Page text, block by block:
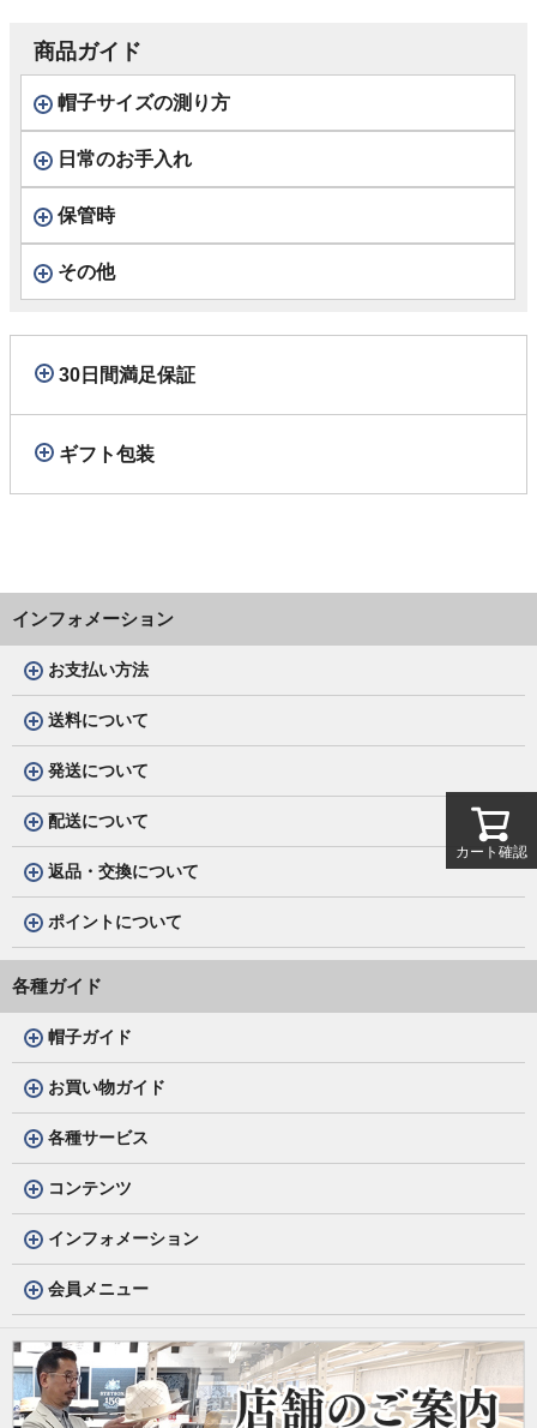
商品ガイド
帽子サイズの測り方
日常のお手入れ
保管時
その他
30日間満足保証
ギフト包装
インフォメーション
お支払い方法
送料について
発送について
配送について
返品・交換について
ポイントについて
各種ガイド
帽子ガイド
お買い物ガイド
各種サービス
コンテンツ
インフォメーション
会員メニュー
カート確認